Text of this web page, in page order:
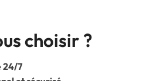
choisir ?
24/7